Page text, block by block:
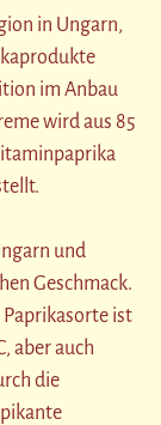
in Ungarn,
im Anbau
wird aus 85
und
Geschmack.
ist
aber auch
die